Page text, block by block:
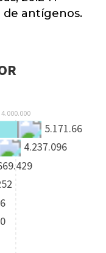
de antígenos.